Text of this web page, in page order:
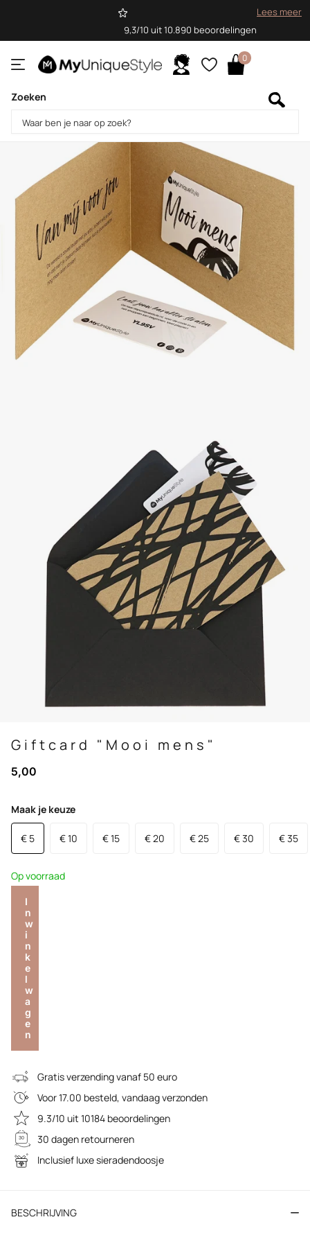
9,3/10 uit 10.890 beoordelingen
Lees meer
Zoeken
0
Giftcard "Mooi mens"
5,00
Maak je keuze
€ 5 € 10 € 15 € 20 € 25 € 30 € 35
Op voorraad
I
n
w
i
n
k
e
l
w
a
g
e
n
Gratis verzending vanaf 50 euro
Voor 17.00 besteld, vandaag verzonden
9.3/10 uit 10184 beoordelingen
30 dagen retourneren
Inclusief luxe sieradendoosje
BESCHRIJVING